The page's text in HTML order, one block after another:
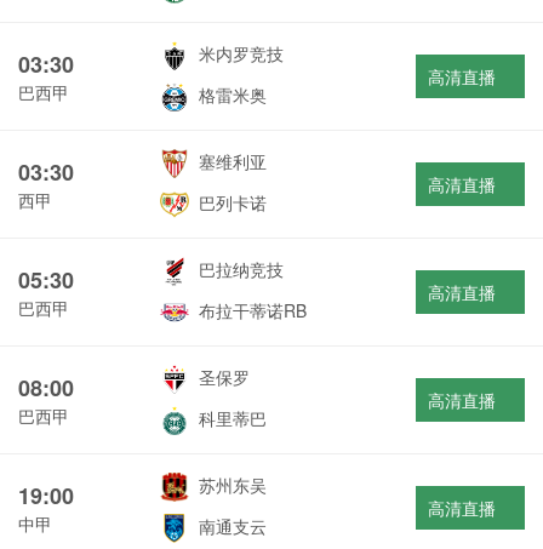
03:30
巴西甲
米内罗竞技
格雷米奥
高清直播
03:30
西甲
塞维利亚
巴列卡诺
高清直播
05:30
巴西甲
巴拉纳竞技
布拉干蒂诺RB
高清直播
08:00
巴西甲
圣保罗
科里蒂巴
高清直播
19:00
中甲
苏州东吴
南通支云
高清直播